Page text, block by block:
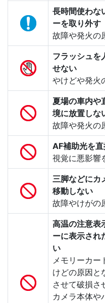
長時間使わな
ーを取り外す
故障や発火の
フラッシュを
せない
やけどや発火
夏場の車内や
境に放置しな
故障や発火の
AF補助光を
視覚に悪影響
三脚などにカ
移動しない
故障やけがの
高温の注意表
ーに表示され
い
メモリーカー
けどの原因と
させて破損さ
カメラ本体や